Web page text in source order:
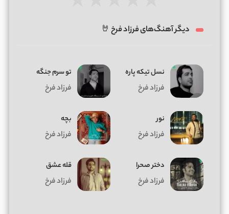
دیگر آهنگ‌های فرزاد فرخ 🤘
نسل تیکه پاره
فرزاد فرخ
تو سرم جنگه
فرزاد فرخ
نور
فرزاد فرخ
بچه
فرزاد فرخ
دختر صحرا
فرزاد فرخ
قله عشق
فرزاد فرخ